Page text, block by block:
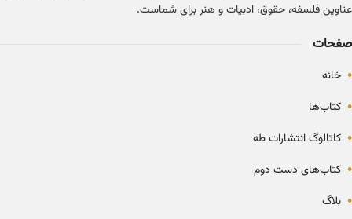
عناوین فلسفه، حقوق، ادبیات و هنر برای شماست.
صفحات
• خانه
• کتاب‌ها
• کاتالوگ انتشارات طه
• کتاب‌های دست دوم
• بلاگ